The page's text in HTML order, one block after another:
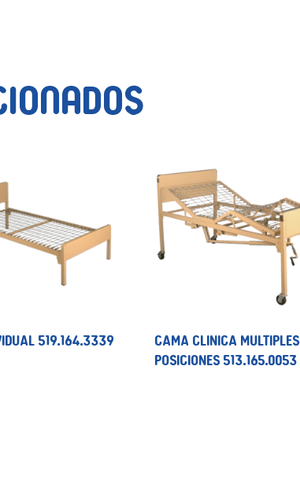
519.164.3339
CAMA CLINICA MULTIPLES
POSICIONES 513.165.0053